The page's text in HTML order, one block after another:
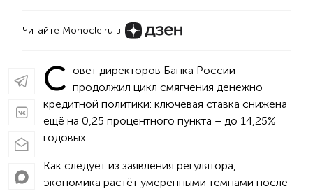
Читайте Monocle.ru в
С овет директоров Банка России
продолжил цикл смягчения денежно
кредитной политики: ключевая ставка снижена
ещё на 0,25 процентного пункта – до 14,25%
годовых.
Как следует из заявления регулятора,
экономика растёт умеренными темпами после